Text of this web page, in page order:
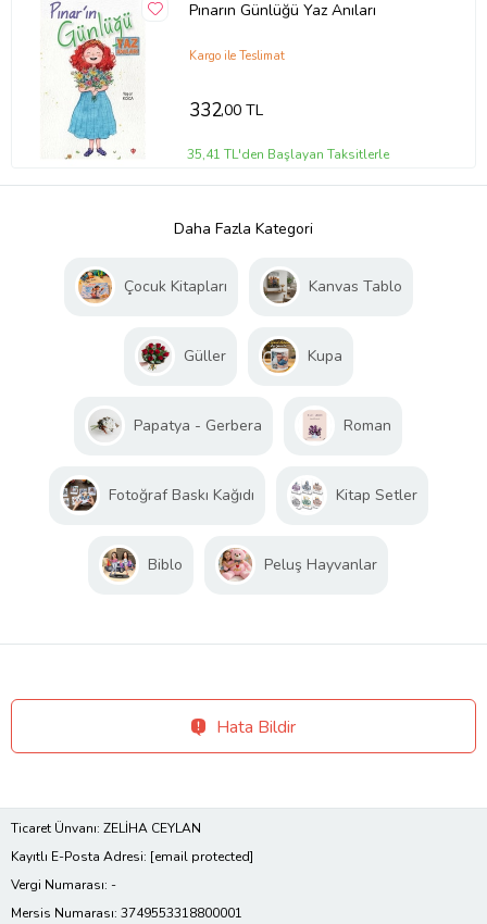
Pınarın Günlüğü Yaz Anıları
Kargo ile Teslimat
332,00 TL
35,41 TL'den Başlayan Taksitlerle
Daha Fazla Kategori
Çocuk Kitapları Kanvas Tablo
Güller Kupa
Papatya - Gerbera Roman
Fotoğraf Baskı Kağıdı Kitap Setler
Biblo Peluş Hayvanlar
Hata Bildir
Ticaret Ünvanı: ZELİHA CEYLAN
Kayıtlı E-Posta Adresi: [email protected]
Vergi Numarası: -
Mersis Numarası: 3749553318800001